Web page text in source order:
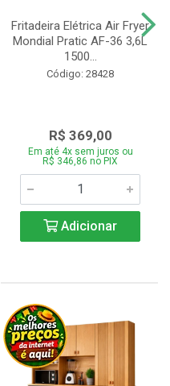
Fritadeira Elétrica Air Fryer
Mondial Pratic AF-36 3,6L
1500...
Código: 28428
R$ 369,00
Em até 4x sem juros ou
R$ 346,86 no PIX
Adicionar